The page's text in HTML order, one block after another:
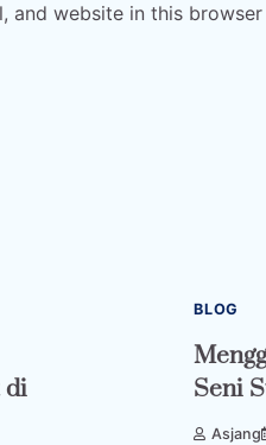
and website in this
di
BLOG
Seni
Asjang